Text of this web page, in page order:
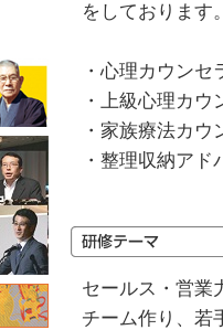
をしております
・心理カウン
・上級心理カウ
・家族療法カウ
・整理収納アド
セールス・営業
チーム作り、